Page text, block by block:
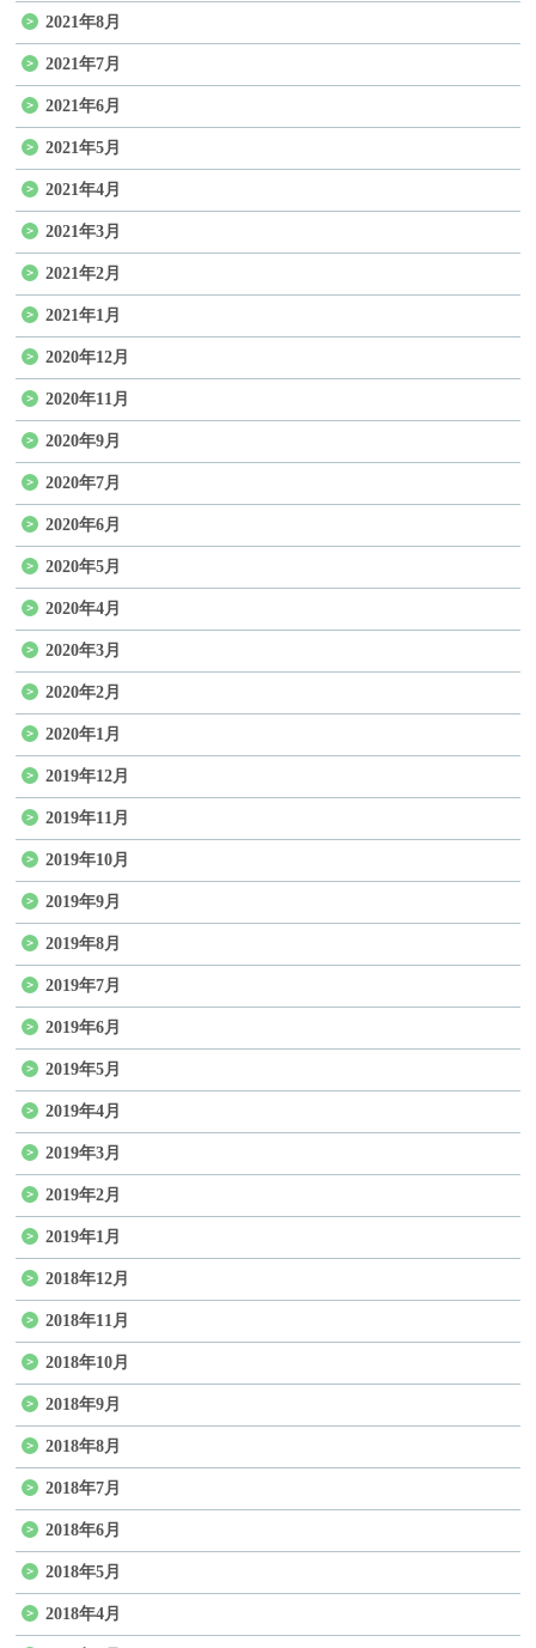
2021年8月
2021年7月
2021年6月
2021年5月
2021年4月
2021年3月
2021年2月
2021年1月
2020年12月
2020年11月
2020年9月
2020年7月
2020年6月
2020年5月
2020年4月
2020年3月
2020年2月
2020年1月
2019年12月
2019年11月
2019年10月
2019年9月
2019年8月
2019年7月
2019年6月
2019年5月
2019年4月
2019年3月
2019年2月
2019年1月
2018年12月
2018年11月
2018年10月
2018年9月
2018年8月
2018年7月
2018年6月
2018年5月
2018年4月